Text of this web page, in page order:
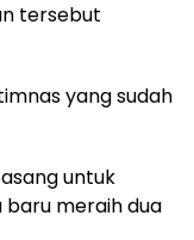
tersebut
yang sudah
untuk
meraih dua